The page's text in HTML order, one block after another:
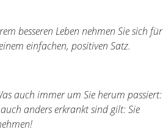
besseren Leben nehmen Sie sich für
einfachen, positiven Satz.
auch immer um Sie herum passiert:
anders erkrankt sind gilt: Sie